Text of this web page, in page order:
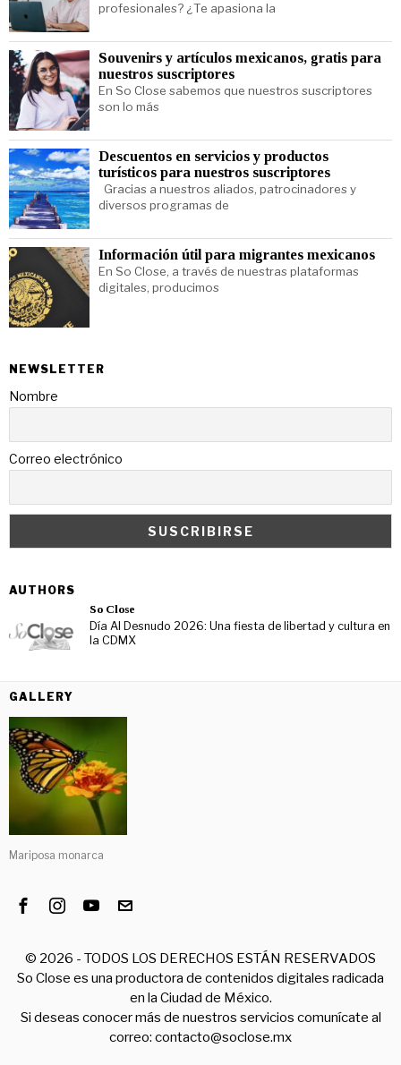
profesionales? ¿Te apasiona la
Souvenirs y artículos mexicanos, gratis para
nuestros suscriptores
En So Close sabemos que nuestros suscriptores
son lo más
Descuentos en servicios y productos
turísticos para nuestros suscriptores
Gracias a nuestros aliados, patrocinadores y
diversos programas de
Información útil para migrantes mexicanos
En So Close, a través de nuestras plataformas
digitales, producimos
NEWSLETTER
Nombre
Correo electrónico
AUTHORS
So Close
Día Al Desnudo 2026: Una fiesta de libertad y cultura en
la CDMX
GALLERY
Mariposa monarca
© 2026 - TODOS LOS DERECHOS ESTÁN RESERVADOS
So Close es una productora de contenidos digitales radicada
en la Ciudad de México.
Si deseas conocer más de nuestros servicios comunícate al
correo: contacto@soclose.mx